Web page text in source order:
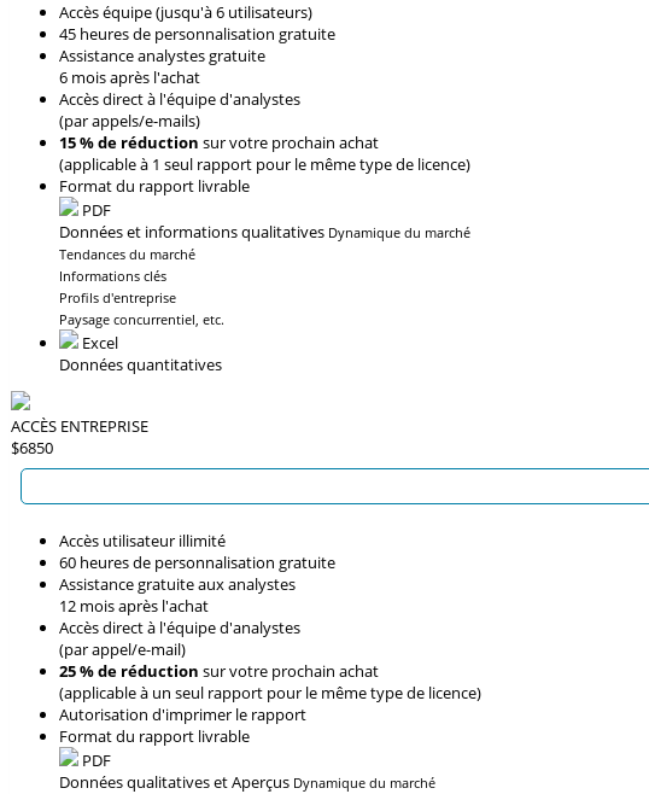
Accès équipe (jusqu'à 6 utilisateurs)
45 heures de personnalisation gratuite
Assistance analystes gratuite
6 mois après l'achat
Accès direct à l'équipe d'analystes
(par appels/e-mails)
15 % de réduction sur votre prochain achat
(applicable à 1 seul rapport pour le même type de licence)
Format du rapport livrable
PDF
Données et informations qualitatives Dynamique du marché
Tendances du marché
Informations clés
Profils d'entreprise
Paysage concurrentiel, etc.
Excel
Données quantitatives
ACCÈS ENTREPRISE
$6850
Accès utilisateur illimité
60 heures de personnalisation gratuite
Assistance gratuite aux analystes
12 mois après l'achat
Accès direct à l'équipe d'analystes
(par appel/e-mail)
25 % de réduction sur votre prochain achat
(applicable à un seul rapport pour le même type de licence)
Autorisation d'imprimer le rapport
Format du rapport livrable
PDF
Données qualitatives et Aperçus Dynamique du marché